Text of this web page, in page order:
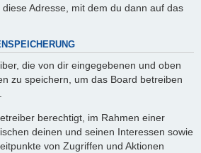
Adresse, mit dem du dann auf das
die von dir eingegebenen und oben
zu speichern, um das Board betreiben
berechtigt, im Rahmen einer
deinen und seinen Interessen sowie
von Zugriffen und Aktionen